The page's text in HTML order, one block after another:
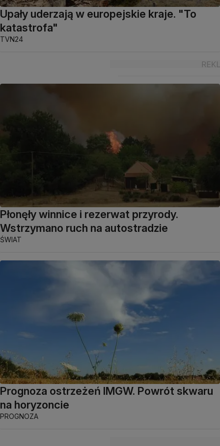
Upały uderzają w europejskie kraje. "To
katastrofa"
TVN24
Płonęły winnice i rezerwat przyrody.
Wstrzymano ruch na autostradzie
ŚWIAT
Prognoza ostrzeżeń IMGW. Powrót skwaru
na horyzoncie
PROGNOZA